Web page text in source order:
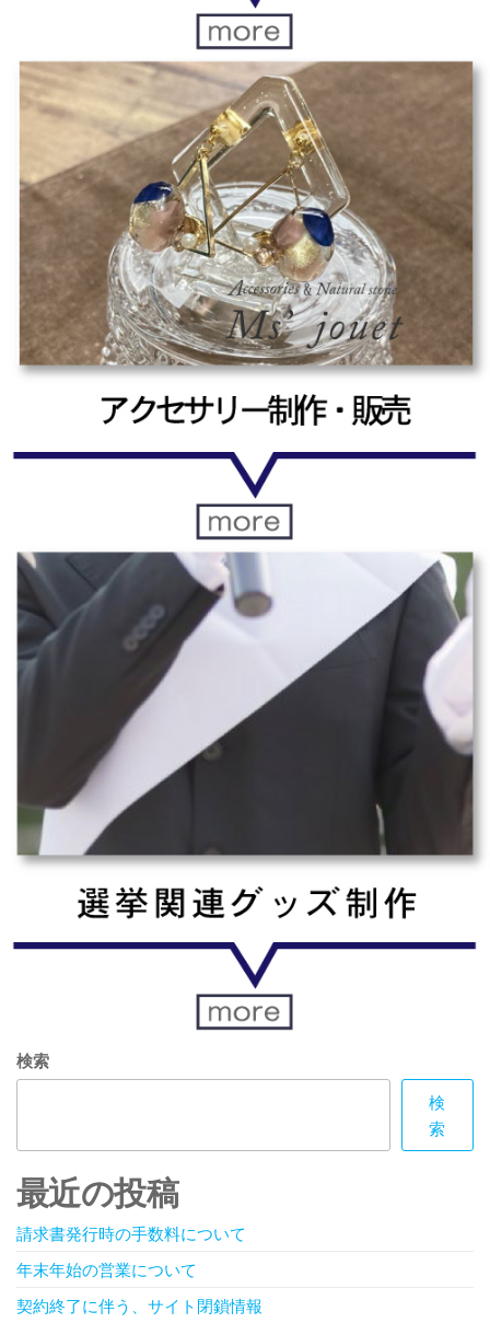
検索
検
索
最近の投稿
請求書発行時の手数料について
年末年始の営業について
契約終了に伴う、サイト閉鎖情報